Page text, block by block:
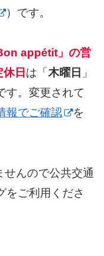
）です。
appétit」の営
休日 は「 木曜日 」
す。変更されて
報でご確認
を
せんので公共交通
をご利用くださ